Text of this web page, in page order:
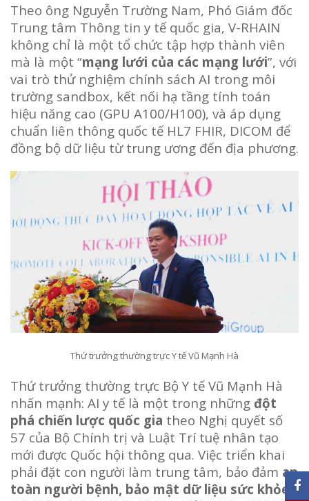
Theo ông Nguyễn Trường Nam, Phó Giám đốc
Trung tâm Thông tin y tế quốc gia, V-RHAIN
không chỉ là một tổ chức tập hợp thành viên
mà là một “mạng lưới của các mạng lưới”, với
vai trò thử nghiệm chính sách AI trong môi
trường sandbox, kết nối hạ tầng tính toán
hiệu năng cao (GPU A100/H100), và áp dụng
chuẩn liên thông quốc tế HL7 FHIR, DICOM để
đồng bộ dữ liệu từ trung ương đến địa phương.
Thứ trưởng thường trực Y tế Vũ Mạnh Hà
Thứ trưởng thường trực Bộ Y tế Vũ Mạnh Hà
nhấn mạnh: AI y tế là một trong những đột
phá chiến lược quốc gia theo Nghị quyết số
57 của Bộ Chính trị và Luật Trí tuệ nhân tạo
mới được Quốc hội thông qua. Việc triển khai
phải đặt con người làm trung tâm, bảo đảm an
toàn người bệnh, bảo mật dữ liệu sức khỏe,